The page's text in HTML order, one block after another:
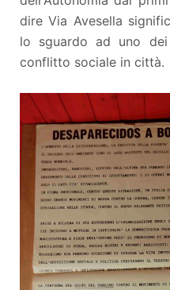
dire Via Avesella
lo sguardo ad uno
conflitto sociale in città.